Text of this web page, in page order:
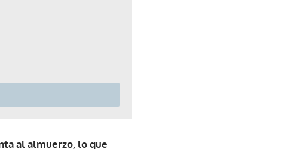
al almuerzo, lo que